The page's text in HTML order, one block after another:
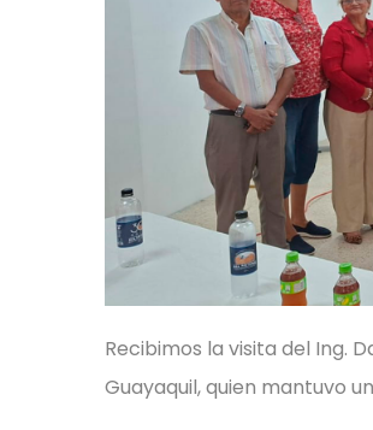
Recibimos la visita del Ing.
Guayaquil, quien mantuvo